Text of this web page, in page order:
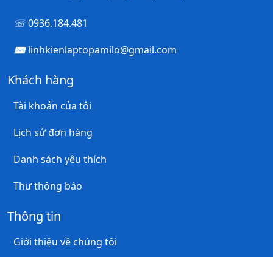
0936.184.481
linhkienlaptopamilo@gmail.com
Khách hàng
Tài khoản của tôi
Lịch sử đơn hàng
Danh sách yêu thích
Thư thông báo
Thông tin
Giới thiệu về chúng tôi